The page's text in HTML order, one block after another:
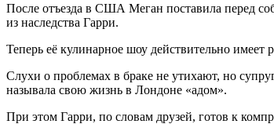
После отъезда в США Меган поставила перед
из наследства Гарри.
Теперь её кулинарное шоу действительно имеет
Слухи о проблемах в браке не утихают, но
называла свою жизнь в Лондоне «адом».
При этом Гарри, по словам друзей, готов к